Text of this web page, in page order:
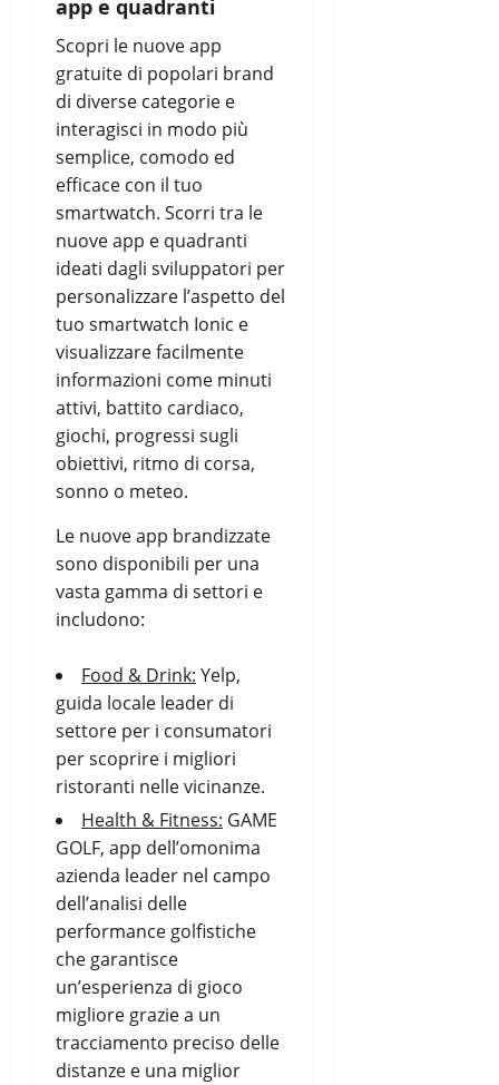
app e quadranti
Scopri le nuove app
gratuite di popolari brand
di diverse categorie e
interagisci in modo più
semplice, comodo ed
efficace con il tuo
smartwatch. Scorri tra le
nuove app e quadranti
ideati dagli sviluppatori per
personalizzare l’aspetto del
tuo smartwatch Ionic e
visualizzare facilmente
informazioni come minuti
attivi, battito cardiaco,
giochi, progressi sugli
obiettivi, ritmo di corsa,
sonno o meteo.
Le nuove app brandizzate
sono disponibili per una
vasta gamma di settori e
includono:
Food & Drink: Yelp,
guida locale leader di
settore per i consumatori
per scoprire i migliori
ristoranti nelle vicinanze.
Health & Fitness: GAME
GOLF, app dell’omonima
azienda leader nel campo
dell’analisi delle
performance golfistiche
che garantisce
un’esperienza di gioco
migliore grazie a un
tracciamento preciso delle
distanze e una miglior